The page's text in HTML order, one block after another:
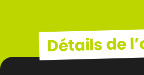
Détails de